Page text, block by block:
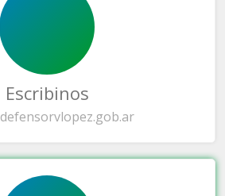
Escribinos
defensorvlopez.gob.ar